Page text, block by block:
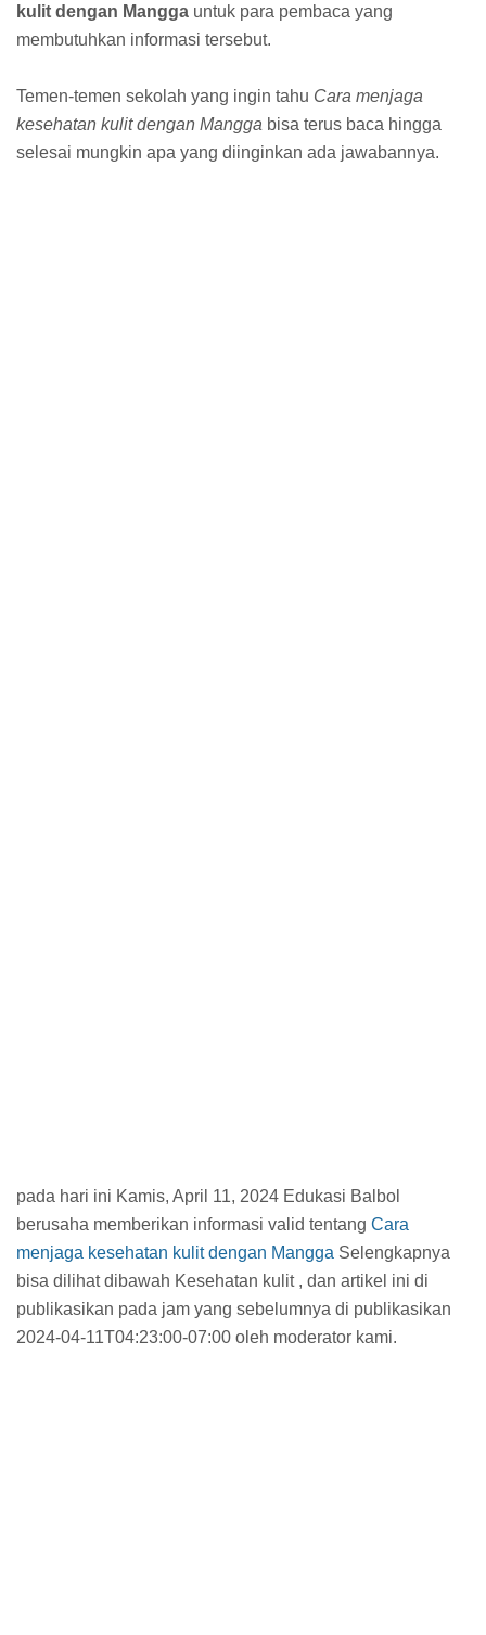
kulit dengan Mangga untuk para pembaca yang
membutuhkan informasi tersebut.
Temen-temen sekolah yang ingin tahu Cara menjaga
kesehatan kulit dengan Mangga bisa terus baca hingga
selesai mungkin apa yang diinginkan ada jawabannya.
pada hari ini Kamis, April 11, 2024 Edukasi Balbol
berusaha memberikan informasi valid tentang Cara
menjaga kesehatan kulit dengan Mangga Selengkapnya
bisa dilihat dibawah Kesehatan kulit , dan artikel ini di
publikasikan pada jam yang sebelumnya di publikasikan
2024-04-11T04:23:00-07:00 oleh moderator kami.